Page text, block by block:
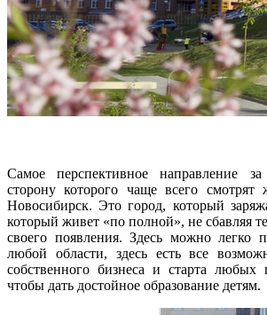
Самое перспективное направление
сторону которого чаще всего
Новосибирск. Это город, который
который живет «по полной», не сбавляя
своего появления. Здесь можно легко
любой области, здесь есть все
собственного бизнеса и старта любых
чтобы дать достойное образование детям.